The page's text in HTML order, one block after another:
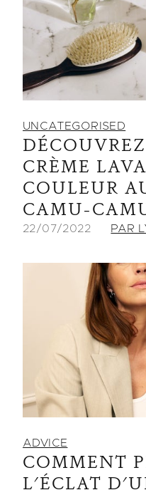
UNCATEGORISED
CRÈME
COULEUR
CAMU-
22/07/2022 PAR
ADVICE
COMMENT
L'ÉCLAT